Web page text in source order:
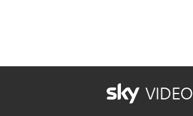
VIDEO